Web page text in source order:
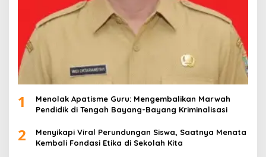
1
Menolak Apatisme Guru: Mengembalikan Marwah
Pendidik di Tengah Bayang-Bayang Kriminalisasi
2
Menyikapi Viral Perundungan Siswa, Saatnya Menata
Kembali Fondasi Etika di Sekolah Kita